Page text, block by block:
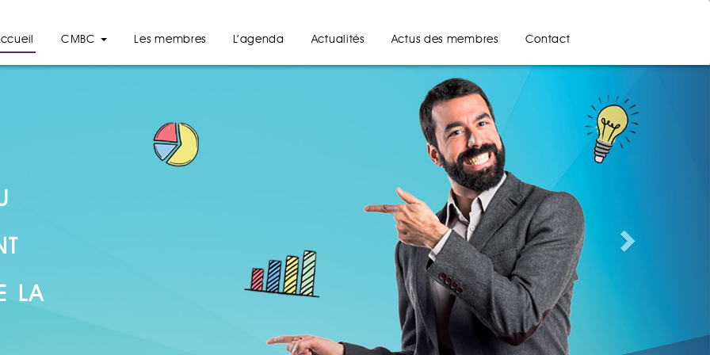
CMBC Les membres L’agenda Actualités Actus des membres Contact
votre réseau local